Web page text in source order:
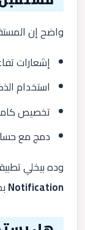
واضح إن
إشعارات
استخدام
تخصيص
دمج مع
وده بيخلي
Notification